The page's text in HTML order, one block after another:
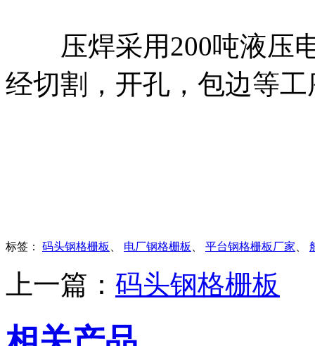
压焊采用200吨液压电
经切割，开孔，包边等
标签： 码头钢格栅板 、 电厂钢格栅板 、 平台钢格栅板厂家、
上一篇： 码头钢格栅板